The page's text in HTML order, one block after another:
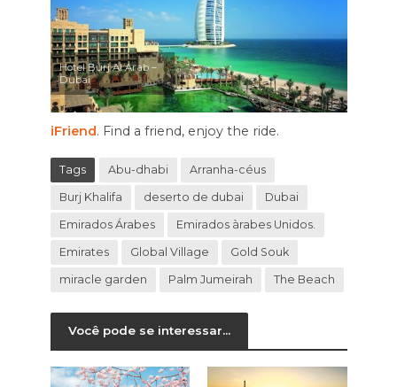
Hotel Burj Al Arab –
Dubai
iFriend. Find a friend, enjoy the ride.
Tags Abu-dhabi Arranha-céus
Burj Khalifa deserto de dubai Dubai
Emirados Árabes Emirados àrabes Unidos.
Emirates Global Village Gold Souk
miracle garden Palm Jumeirah The Beach
Você pode se interessar...